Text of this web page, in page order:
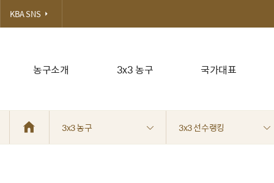
농구소개 3x3 농구 국가대표
KBA SNS
3x3 농구 3x3 선수랭킹